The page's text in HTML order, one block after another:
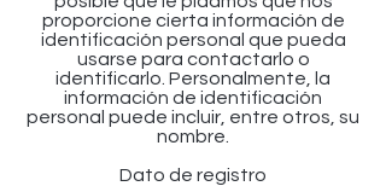
proporcione cierta información de
identificación personal que pueda
usarse para contactarlo o
identificarlo. Personalmente, la
información de identificación
personal puede incluir, entre otros, su
nombre.
Dato de registro